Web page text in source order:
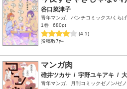
谷口菜津子
青年マンガ、バンチコミックス/くら
1巻
680pt
(4.1)
投稿数7件
マンガ肉
碓井ツカサ / 宇野ユキアキ /
青年マンガ、月刊コミックゼノン/ゼ